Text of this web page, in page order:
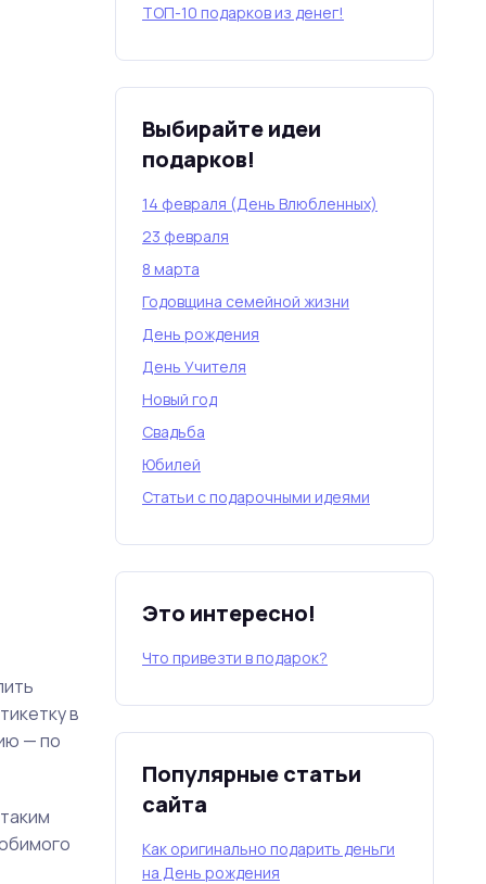
в
— по
ТОП-10 подарков из денег!
Выбирайте идеи
подарков!
14 февраля (День Влюбленных)
23 февраля
8 марта
Годовщина семейной жизни
День рождения
День Учителя
Новый год
Свадьба
Юбилей
Статьи с подарочными идеями
Это интересно!
Что привезти в подарок?
Популярные статьи
сайта
Как оригинально подарить деньги
на День рождения